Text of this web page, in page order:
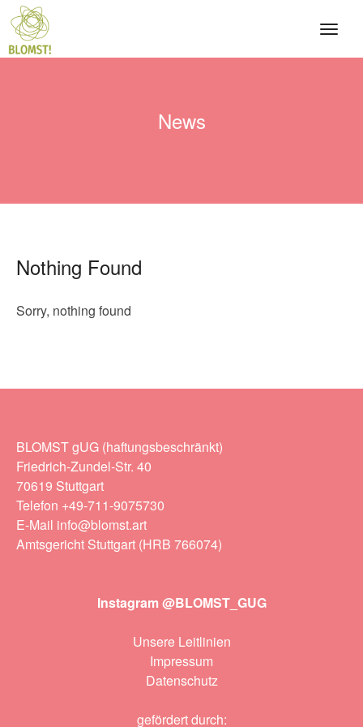
News
Nothing Found
Sorry, nothing found
BLOMST gUG (haftungsbeschränkt)
Friedrich-Zundel-Str. 40
70619 Stuttgart
Telefon +49-711-9075730
E-Mail info@blomst.art
Amtsgericht Stuttgart (HRB 766074)
Instagram @BLOMST_GUG
Unsere Leitlinien
Impressum
Datenschutz
gefördert durch: